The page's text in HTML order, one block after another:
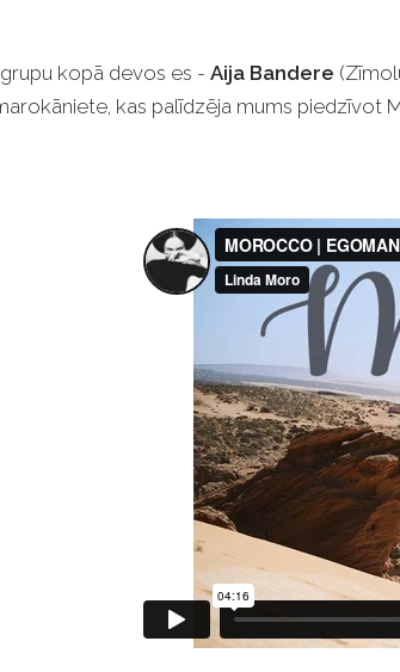
kopā devos es - Aija Bandere
kas palīdzēja mums piedzīvot